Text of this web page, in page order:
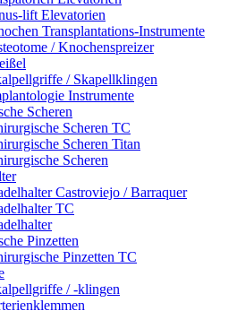
lift Elevatorien
Transplantations-Instrumente
/ Knochenspreizer
/ Skapellklingen
Instrumente
Scheren
Scheren TC
Scheren Titan
Scheren
Castroviejo / Barraquer
TC
Pinzetten
Pinzetten TC
/ -klingen